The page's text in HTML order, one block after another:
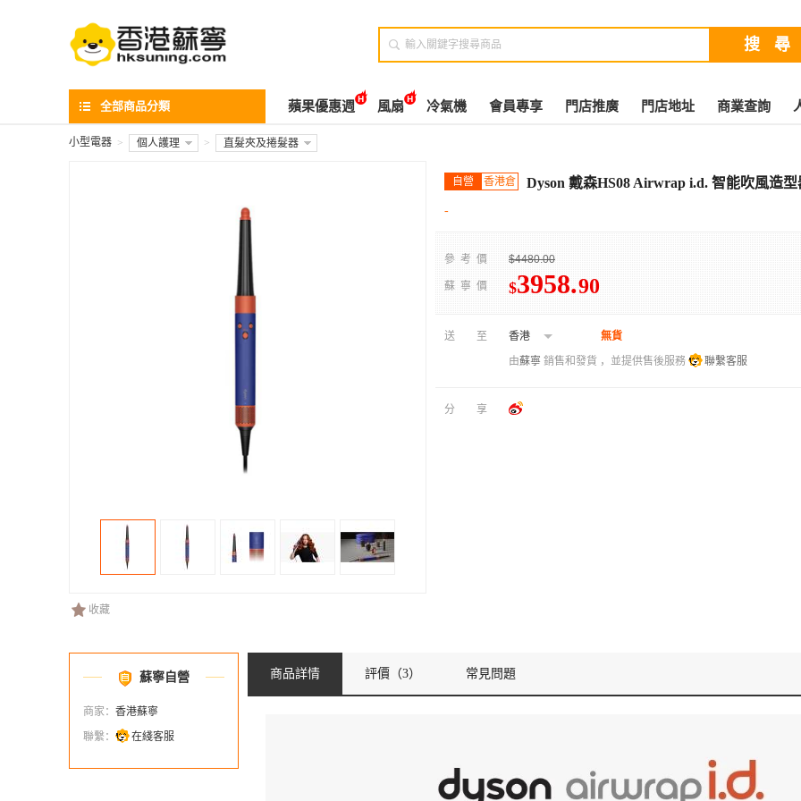

全部商品分類 蘋果優惠週 風扇 冷氣機 會員專享 門店推廣 門店地址 商業查詢
小型電器 > 個人護理 > 直髮夾及捲髮器
收藏
自營 香港倉 Dyson 戴森HS08 Airwrap i.d. 智能吹風造
-
參考價 $4480.00
蘇寧價 $3958.90
送至 香港
無貨
由蘇寧 銷售和發貨 ，並提供售後服務 聯繫客服
分享
蘇寧自營
商家： 香港蘇寧
聯繫：
在綫客服
商品詳情 評價 （3） 常見問題